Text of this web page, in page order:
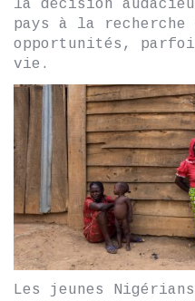
la décision
pays à la recherche
opportunités,
vie.
Les jeunes